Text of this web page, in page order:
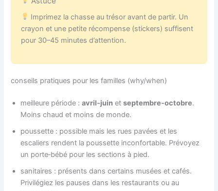
Imprimez la chasse au trésor avant de partir. Un
crayon et une petite récompense (stickers) suffisent
pour 30–45 minutes d’attention.
conseils pratiques pour les familles (why/when)
meilleure période :avril‑juin etseptembre‑octobre.
Moins chaud et moins de monde.
poussette : possible mais les rues pavées et les
escaliers rendent la poussette inconfortable. Prévoyez
un porte‑bébé pour les sections à pied.
sanitaires : présents dans certains musées et cafés.
Privilégiez les pauses dans les restaurants ou au